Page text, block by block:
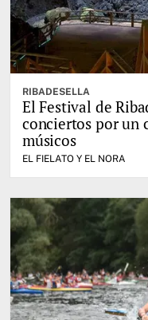
RIBADESELLA
El Festival de
conciertos por un
músicos
EL FIELATO Y EL NORA